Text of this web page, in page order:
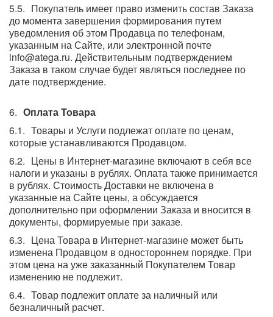
Покупатель имеет право изменить состав Заказа
до момента завершения формирования путем
уведомления об этом Продавца по телефонам,
указанным на Сайте, или электронной почте
info@atega.ru. Действительным подтверждением
Заказа в таком случае будет являться последнее по
дате подтверждение.
Оплата Товара
Товары и Услуги подлежат оплате по ценам,
которые устанавливаются Продавцом.
Цены в Интернет-магазине включают в себя все
налоги и указаны в рублях. Оплата также принимается
в рублях. Стоимость Доставки не включена в
указанные на Сайте цены, а обсуждается
дополнительно при оформлении Заказа и вносится в
документы, формируемые при заказе.
Цена Товара в Интернет-магазине может быть
изменена Продавцом в одностороннем порядке. При
этом цена на уже заказанный Покупателем Товар
изменению не подлежит.
Товар подлежит оплате за наличный или
безналичный расчет.